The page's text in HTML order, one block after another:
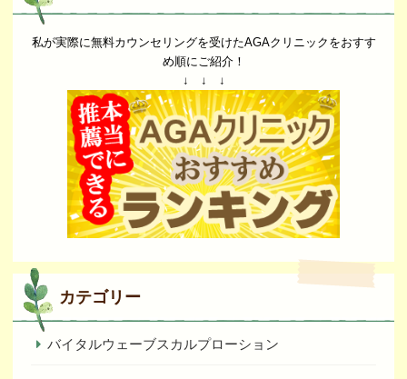
私が実際に無料カウンセリングを受けたAGAクリニックをおすす
め順にご紹介！
↓ ↓ ↓
カテゴリー
バイタルウェーブスカルプローション